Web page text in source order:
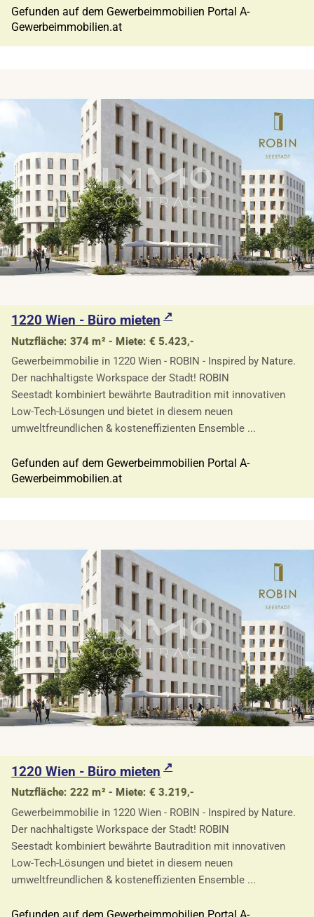
Gefunden auf dem Gewerbeimmobilien Portal A-
Gewerbeimmobilien.at
1220 Wien - Büro mieten
Nutzfläche: 374 m² - Miete: € 5.423,-
Gewerbeimmobilie in 1220 Wien - ROBIN - Inspired by Nature.
Der nachhaltigste Workspace der Stadt! ROBIN
Seestadt kombiniert bewährte Bautradition mit innovativen
Low-Tech-Lösungen und bietet in diesem neuen
umweltfreundlichen & kosteneffizienten Ensemble ...
Gefunden auf dem Gewerbeimmobilien Portal A-
Gewerbeimmobilien.at
1220 Wien - Büro mieten
Nutzfläche: 222 m² - Miete: € 3.219,-
Gewerbeimmobilie in 1220 Wien - ROBIN - Inspired by Nature.
Der nachhaltigste Workspace der Stadt! ROBIN
Seestadt kombiniert bewährte Bautradition mit innovativen
Low-Tech-Lösungen und bietet in diesem neuen
umweltfreundlichen & kosteneffizienten Ensemble ...
Gefunden auf dem Gewerbeimmobilien Portal A-